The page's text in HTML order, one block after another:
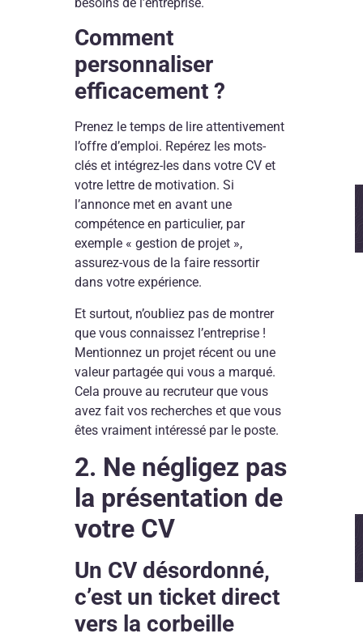
Comment
personnaliser
efficacement ?
Prenez le temps de lire attentivement
l’offre d’emploi. Repérez les mots-
clés et intégrez-les dans votre CV et
votre lettre de motivation. Si
l’annonce met en avant une
compétence en particulier, par
exemple « gestion de projet »,
assurez-vous de la faire ressortir
dans votre expérience.
Et surtout, n’oubliez pas de montrer
que vous connaissez l’entreprise !
Mentionnez un projet récent ou une
valeur partagée qui vous a marqué.
Cela prouve au recruteur que vous
avez fait vos recherches et que vous
êtes vraiment intéressé par le poste.
2. Ne négligez pas
la présentation de
votre CV
Un CV désordonné,
c’est un ticket direct
vers la corbeille